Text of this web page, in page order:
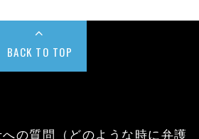
BACK TO TOP
の質問（どのような時に弁護